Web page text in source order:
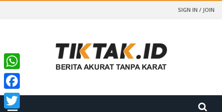
SIGN IN / JOIN
WhatsApp
Facebook